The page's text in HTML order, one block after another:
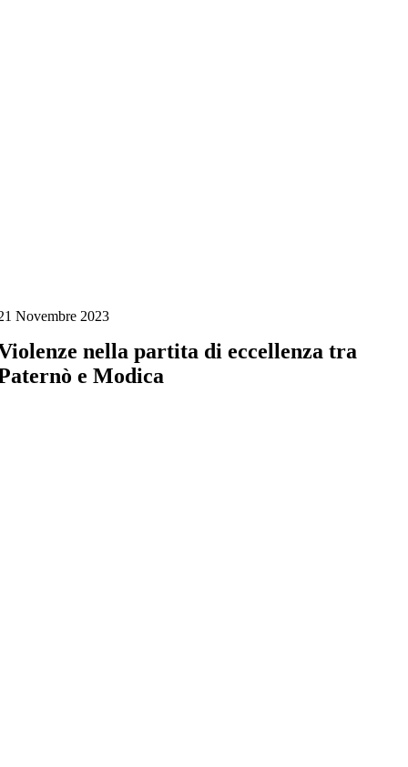
Novembre 2023
nella partita di eccellenza tra
e Modica